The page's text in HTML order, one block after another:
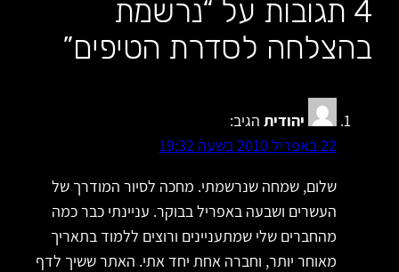
4 תגובות על “נרשמת
בהצלחה לסדרת הטיפים”
יהודיתהגיב:
22 באפריל 2010 בשעה 19:32
שלום, שמחה שנרשמתי. מחכה לסיור המודרך של
העשרים ושבעה באפריל בבוקר. עניינתי כבר כמה
מהחברים שלי שמתעניינים ורוצים ללמוד בתאריך
מאוחר יותר, וחברה אחת יחד אתי. האתר ששיך לדף